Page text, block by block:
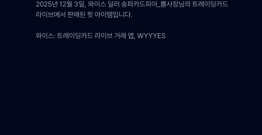
2025년 12월 3일, 와이스 딜러 송파카드피아_뿜사장님의 트레이딩카드
라이브에서 판매된 힛 아이템입니다.
와이스: 트레이딩카드 라이브 거래 앱, WYYYES